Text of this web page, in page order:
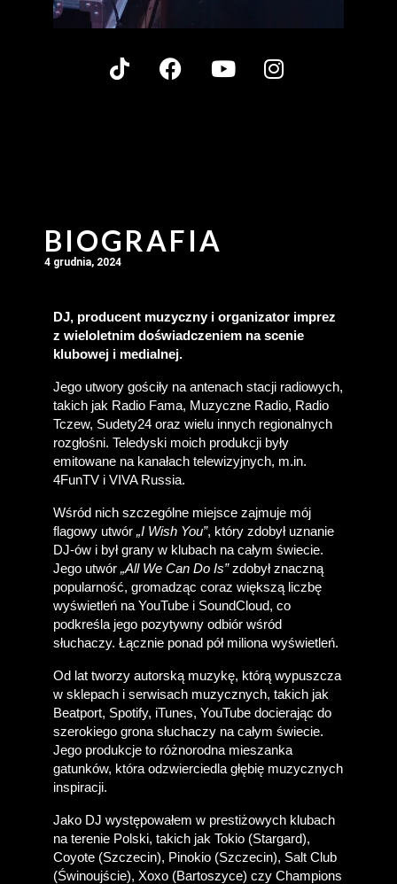
BIOGRAFIA
4 grudnia, 2024
DJ, producent muzyczny i organizator imprez
z wieloletnim doświadczeniem na scenie
klubowej i medialnej.
Jego utwory gościły na antenach stacji radiowych,
takich jak Radio Fama, Muzyczne Radio, Radio
Tczew, Sudety24 oraz wielu innych regionalnych
rozgłośni. Teledyski moich produkcji były
emitowane na kanałach telewizyjnych, m.in.
4FunTV i VIVA Russia.
Wśród nich szczególne miejsce zajmuje mój
flagowy utwór „I Wish You”, który zdobył uznanie
DJ-ów i był grany w klubach na całym świecie.
Jego utwór „All We Can Do Is” zdobył znaczną
popularność, gromadząc coraz większą liczbę
wyświetleń na YouTube i SoundCloud, co
podkreśla jego pozytywny odbiór wśród
słuchaczy. Łącznie ponad pół miliona wyświetleń.
Od lat tworzy autorską muzykę, którą wypuszcza
w sklepach i serwisach muzycznych, takich jak
Beatport, Spotify, iTunes, YouTube docierając do
szerokiego grona słuchaczy na całym świecie.
Jego produkcje to różnorodna mieszanka
gatunków, która odzwierciedla głębię muzycznych
inspiracji.
Jako DJ występowałem w prestiżowych klubach
na terenie Polski, takich jak Tokio (Stargard),
Coyote (Szczecin), Pinokio (Szczecin), Salt Club
(Świnoujście), Xoxo (Bartoszyce) czy Champions